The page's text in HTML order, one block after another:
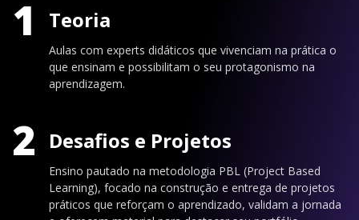
1 Teoria
Aulas com experts didáticos que vivenciam na prática o
que ensinam e possibilitam o seu protagonismo na
aprendizagem.
2 Desafios e Projetos
Ensino pautado na metodologia PBL (Project Based
Learning), focado na construção e entrega de projetos
práticos que reforçam o aprendizado, validam a jornada